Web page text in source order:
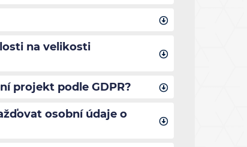
na velikosti
projekt podle GDPR?
osobní údaje o